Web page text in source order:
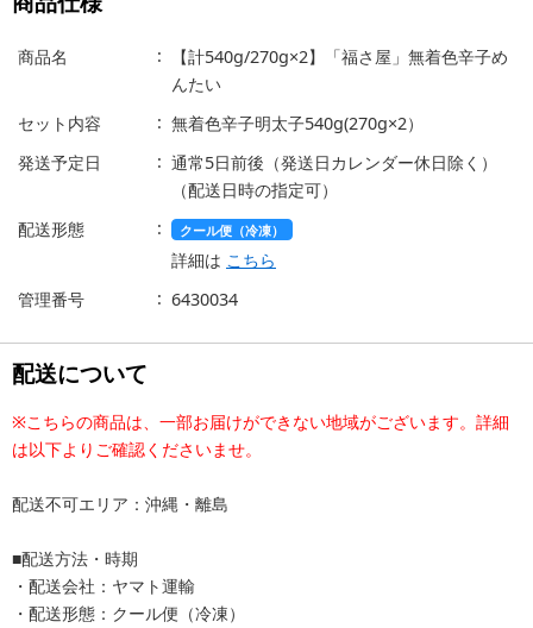
商品名
【計540g/270g×2】「福さ屋」無着色辛子め
んたい
セット内容
無着色辛子明太子540g(270g×2）
発送予定日
通常5日前後（発送日カレンダー休日除く）
（配送日時の指定可）
配送形態
クール便（冷凍）
詳細は こちら
管理番号
6430034
配送について
※こちらの商品は、一部お届けができない地域がございます。詳細
は以下よりご確認くださいませ。
配送不可エリア：沖縄・離島
■配送方法・時期
・配送会社：ヤマト運輸
・配送形態：クール便（冷凍）